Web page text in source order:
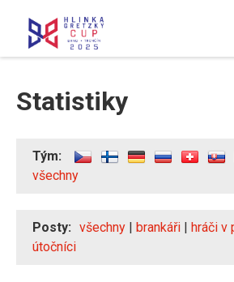
Statistiky
Tým:
všechny
Posty: všechny | brankáři | hráči v
útočníci